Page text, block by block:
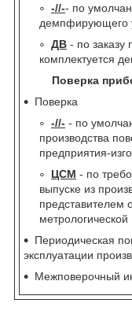
-//-- по
демпфирующего
ДВ - по заказу
комплектуется
Поверка
Поверка
-//- - по
производства
предприятия-
ЦСМ - по
выпуске из
представителем
метрологической .
Периодическая
эксплуатации
Межповерочный